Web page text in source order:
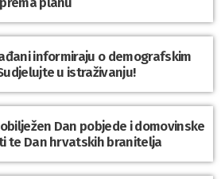
informiraju o demografskim
u istraživanju!
Dan pobjede i domovinske
te Dan hrvatskih branitelja